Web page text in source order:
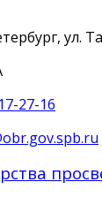
ул.
27-16